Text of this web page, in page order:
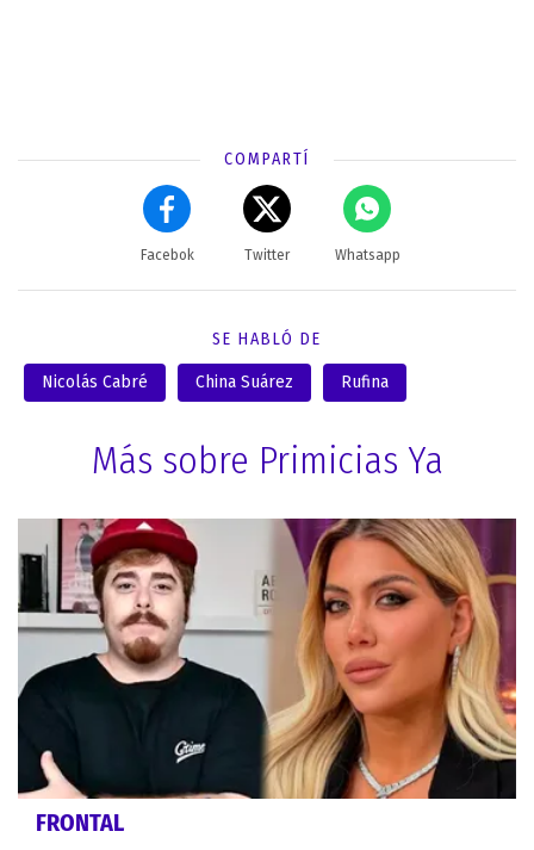
COMPARTÍ
Facebok Twitter Whatsapp
SE HABLÓ DE
Nicolás Cabré China Suárez Rufina
Más sobre Primicias Ya
FRONTAL